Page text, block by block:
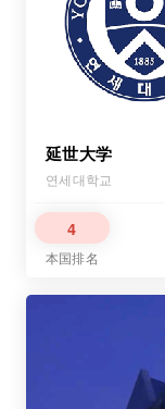
延世大学
연세대학교
4
本国排名